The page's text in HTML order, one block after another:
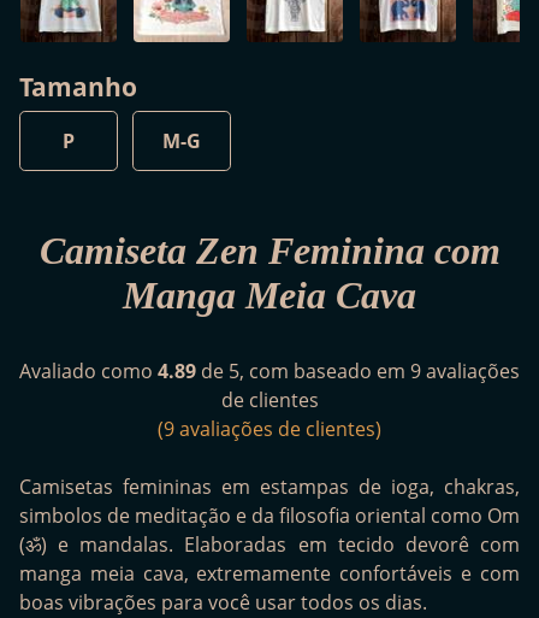
Tamanho
P M-G
Camiseta Zen Feminina com
Manga Meia Cava
Avaliado como 4.89 de 5, com baseado em 9avaliações
de clientes
(9avaliações de clientes)
Camisetas femininas em estampas de ioga, chakras,
simbolos de meditação e da filosofia oriental como Om
(ॐ) e mandalas. Elaboradas em tecido devorê com
manga meia cava, extremamente confortáveis e com
boas vibrações para você usar todos os dias.